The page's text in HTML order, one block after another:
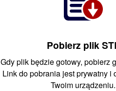
Pobierz plik
Gdy plik będzie gotowy, pobierz
Link do pobrania jest prywatny i
Twoim urządzeniu.